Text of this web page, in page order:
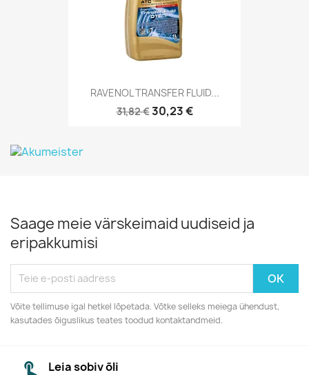
RAVENOL TRANSFER FLUID...
31,82 €30,23 €
Saage meie värskeimaid uudiseid ja
eripakkumisi
Võite tellimuse igal hetkel lõpetada. Võtke selleks meiega ühendust,
kasutades õiguslikus teates toodud kontaktandmeid.
Leia sobiv õli